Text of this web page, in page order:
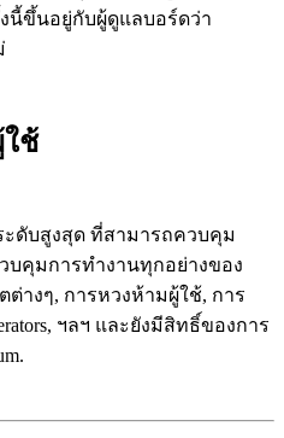
นี้ขึ้นอยู่กับผู้ดูแลบอร์ดว่า
ช้
ะดับสูงสุด ที่สามารถควบคุม
คุมการทำงานทุกอย่างของ
างๆ, การหวงห้ามผู้ใช้, การ
ฯลฯ และยังมีสิทธิ์ของการ